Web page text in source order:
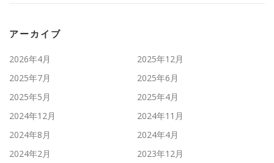
アーカイブ
2026年4月
2025年12月
2025年7月
2025年6月
2025年5月
2025年4月
2024年12月
2024年11月
2024年8月
2024年4月
2024年2月
2023年12月